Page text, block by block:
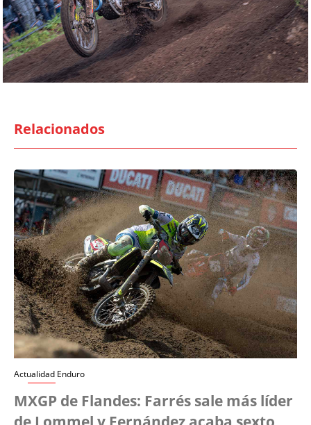
Relacionados
Actualidad Enduro
MXGP de Flandes: Farrés sale más líder